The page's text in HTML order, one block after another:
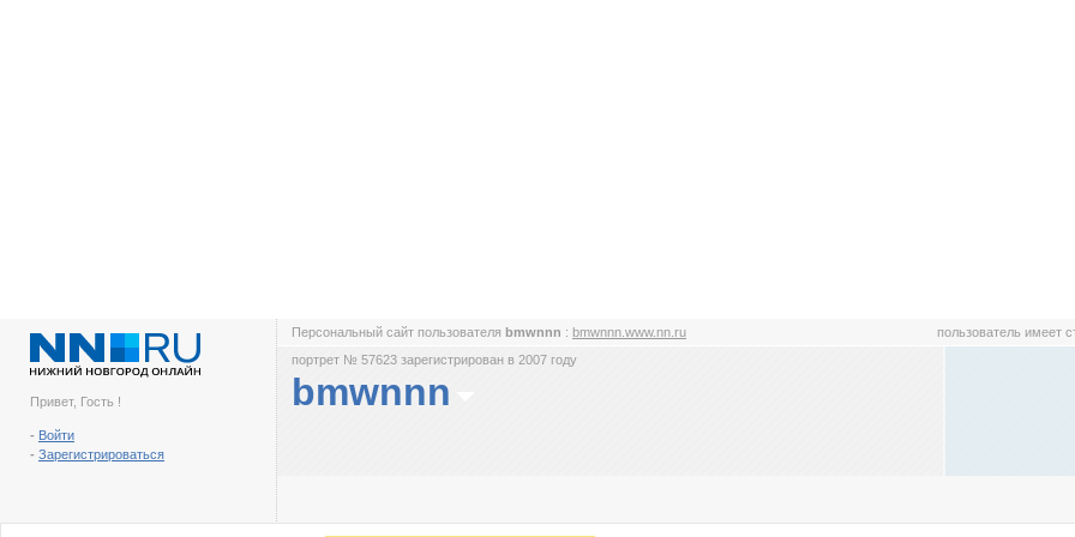
Привет, Гость !
- Войти
- Зарегистрироваться
Персональный сайт пользователя bmwnnn : bmwnnn.www.nn.ru пользователь имеет
портрет № 57623 зарегистрирован в 2007 году
bmwnnn